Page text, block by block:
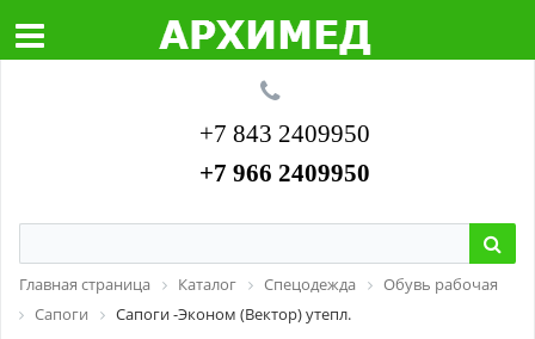
+7 843 2409950
+7 966 2409950
Главная страница Каталог Спецодежда
Обувь рабочая
Сапоги
Сапоги -Эконом (Вектор) утепл.